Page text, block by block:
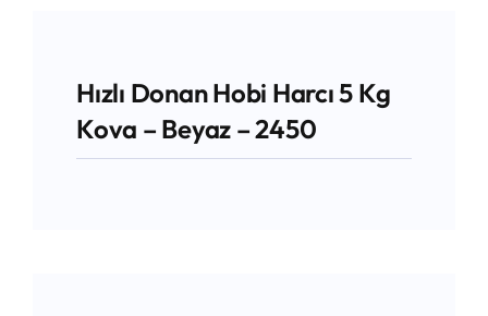
Hızlı Donan Hobi Harcı 5 Kg
Kova – Beyaz – 2450